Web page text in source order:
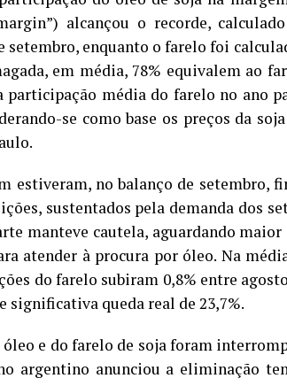
alcançou o recorde,
setembro, enquanto o farelo foi
em média, 78% equivalem ao
participação média do farelo no ano
se como base os preços da
estiveram, no balanço de setembro,
sustentados pela demanda dos
manteve cautela, aguardando
atender à procura por óleo. Na
do farelo subiram 0,8% entre
significativa queda real de 23,7%.
óleo e do farelo de soja foram
argentino anunciou a eliminação